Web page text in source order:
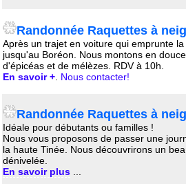
Randonnée Raquettes à
Après un trajet en voiture qui emprunte
jusqu'au Boréon. Nous montons en
d'épicéas et de mélèzes. RDV à 10h.
En savoir +. Nous contacter!
Randonnée Raquettes à
Idéale pour débutants ou familles !
Nous vous proposons de passer une
la haute Tinée. Nous découvrirons un
dénivelée.
En savoir plus ...